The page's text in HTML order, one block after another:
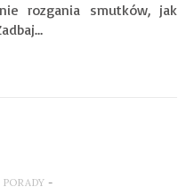
rozgania smutków, jak
PORADY -